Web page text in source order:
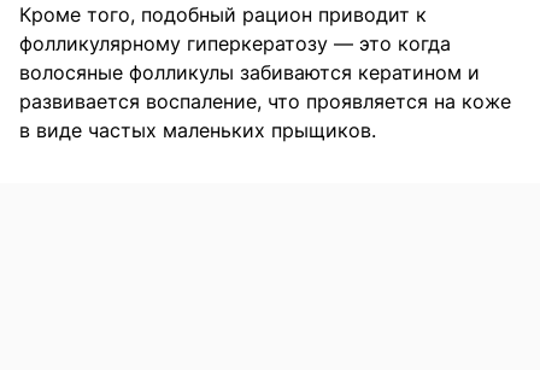
Кроме того, подобный рацион приводит к
фолликулярному гиперкератозу — это когда
волосяные фолликулы забиваются кератином и
развивается воспаление, что проявляется на коже
в виде частых маленьких прыщиков.